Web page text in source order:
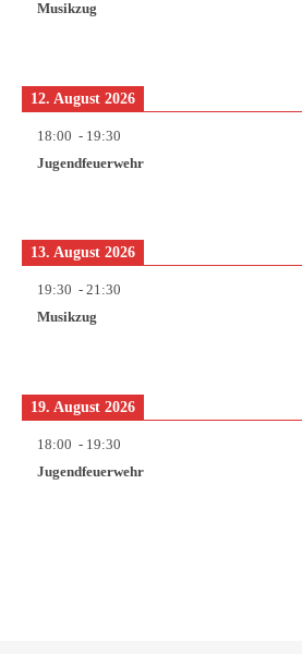
Musikzug
12. August 2026
18:00 - 19:30
Jugendfeuerwehr
13. August 2026
19:30 - 21:30
Musikzug
19. August 2026
18:00 - 19:30
Jugendfeuerwehr